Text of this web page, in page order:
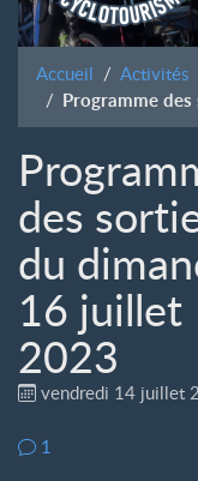
Accueil Activités
Programme
des
du
16 juillet
2023
vendredi 14 juillet
1